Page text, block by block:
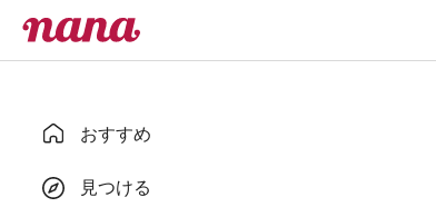
おすすめ
見つける